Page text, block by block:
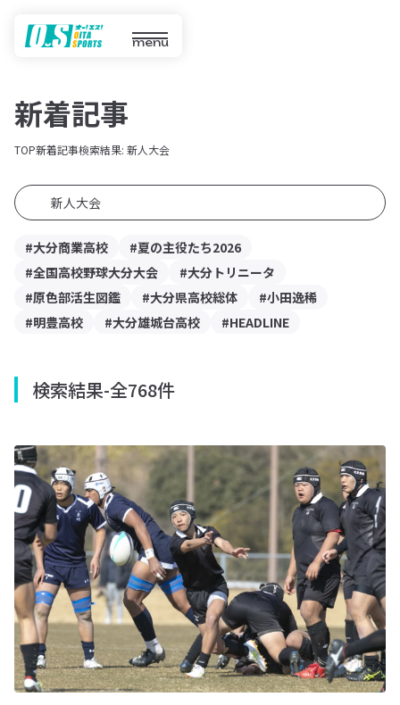
menu
新着記事
TOP新着記事検索結果: 新人大会
#大分商業高校
#夏の主役たち2026
#全国高校野球大分大会
#大分トリニータ
#原色部活生図鑑
#大分県高校総体
#小田逸稀
#明豊高校
#大分雄城台高校 #HEADLINE
検索結果-全768件